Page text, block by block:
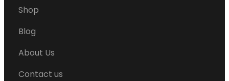
g
a
m
Shop
Blog
About Us
Contact us